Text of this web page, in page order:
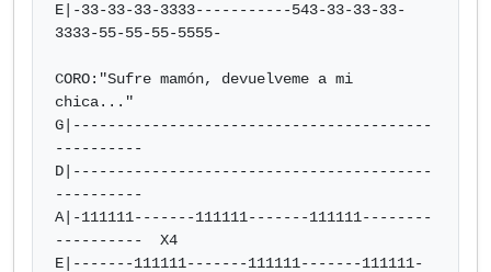
E|-33-33-33-3333-----------543-33-33-33-
3333-55-55-55-5555-
CORO:"Sufre mamón, devuelveme a mi
chica..."
G|-----------------------------------------
----------
D|-----------------------------------------
----------
A|-111111-------111111-------111111--------
----------  X4
E|-------111111-------111111-------111111-